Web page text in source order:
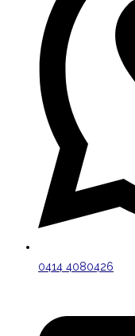
0414 4080426